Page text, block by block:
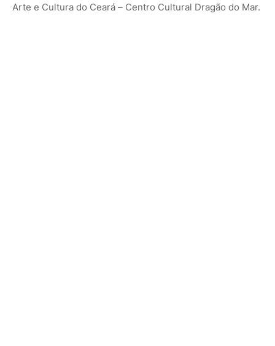
Arte e Cultura do Ceará – Centro Cultural Dragão do Mar.